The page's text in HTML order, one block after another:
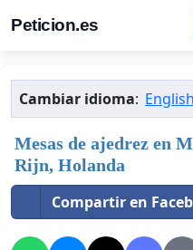
Peticion.es
Cambiar idioma: English
Mesas de ajedrez en
Rijn, Holanda
Compartir en